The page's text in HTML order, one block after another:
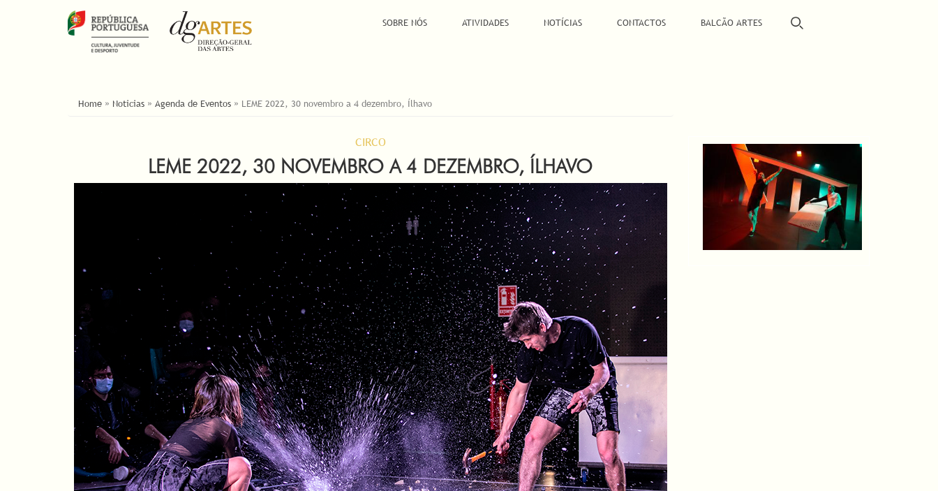
SOBRE NÓS ATIVIDADES NOTÍCIAS CONTACTOS BALCÃO ARTES
ESTÁ AQUI
Home » Noticias » Agenda de Eventos » LEME 2022, 30 novembro a 4 dezembro, Ílhavo
CIRCO
LEME 2022, 30 NOVEMBRO A 4 DEZEMBRO, ÍLHAVO